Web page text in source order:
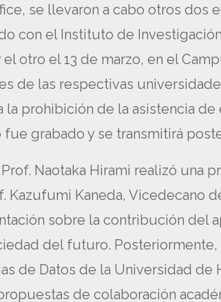
se llevaron a cabo otros dos
con el Instituto de
el otro el 13 de marzo, en el
de las respectivas
la prohibición de la asistencia
fue grabado y se transmitirá
Naotaka Hirami realizó una
Kazufumi Kaneda, Vicedecano
sobre la contribución del
del futuro.
de Datos de la Universidad de
de colaboración